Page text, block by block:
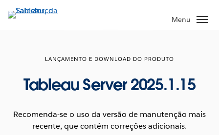
Pular
para
Menu
LANÇAMENTO E DOWNLOAD DO PRODUTO
Tableau Server 2025.1.15
Recomenda-se o uso da versão de manutenção mais
recente, que contém correções adicionais.